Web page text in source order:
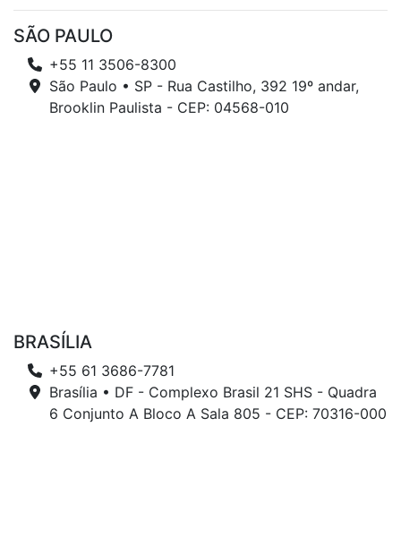
SÃO PAULO
+55 11 3506-8300
São Paulo • SP - Rua Castilho, 392 19º andar,
Brooklin Paulista - CEP: 04568-010
BRASÍLIA
+55 61 3686-7781
Brasília • DF - Complexo Brasil 21 SHS - Quadra
6 Conjunto A Bloco A Sala 805 - CEP: 70316-000